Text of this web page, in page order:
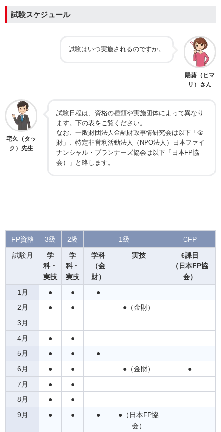
試験スケジュール
試験はいつ実施されるのですか。
陽葵（ヒマ
リ）さん
宅久（タッ
ク）先生
試験日程は、資格の種類や実施団体によって異なり
ます。下の表をご覧ください。
なお、一般財団法人金融財政事情研究会は以下「金
財」、特定非営利活動法人（NPO法人）日本ファイ
ナンシャル・プランナーズ協会は以下「日本FP協
会）」と略します。
FP資格 3級 2級 1級
CFP
試験月
学
科・
実技
学
科・
実技
学科
（金
財）
実技
6課目
（日本FP協
会）
1月
● ●
●
2月
● ●
●（金財）
3月
4月
●
●
5月
● ●
●
6月
● ● ●（金財）
●
7月
●
●
8月
●
●
9月
● ● ●
●（日本FP協
会）